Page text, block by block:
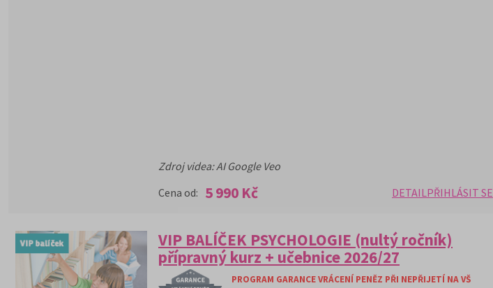
Zdroj videa: AI Google Veo
Cena od: 5 990 Kč DETAILPŘIHLÁSIT SE
VIP BALÍČEK PSYCHOLOGIE (nultý ročník)
přípravný kurz + učebnice 2026/27
PROGRAM GARANCE VRÁCENÍ PENĚZ PŘI NEPŘIJETÍ NA VŠ